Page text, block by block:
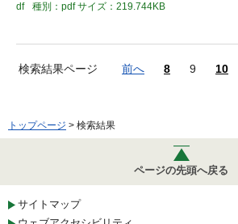
df
種別：pdfサイズ：219.744KB
検索結果ページ 前へ 8 9 10
トップページ > 検索結果
ページの先頭へ戻る
サイトマップ